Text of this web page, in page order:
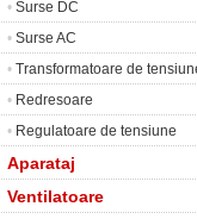
• Surse DC
• Surse AC
• Transformatoare de
• Redresoare
• Regulatoare de tensiune
Aparataj
Ventilatoare